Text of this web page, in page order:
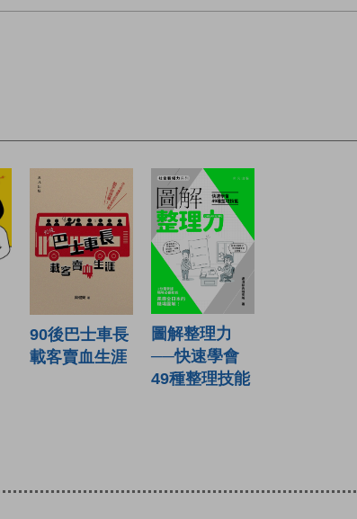
90後巴士車長
載客賣血生涯
圖解整理力
──快速學會
49種整理技能